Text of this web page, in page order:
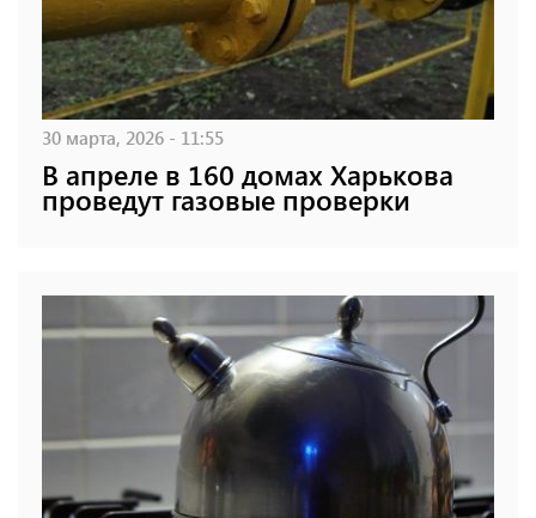
30 марта, 2026 - 11:55
В апреле в 160 домах Харькова
проведут газовые проверки